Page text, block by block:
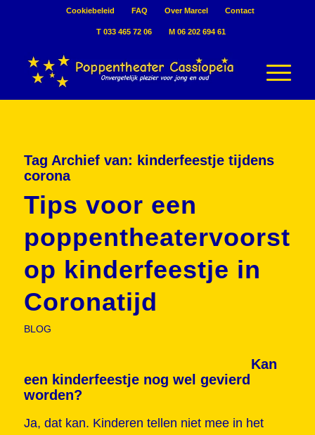
Cookiebeleid FAQ Over Marcel Contact
T 033 465 72 06 M 06 202 694 61
Tag Archief van: kinderfeestje tijdens
corona
Tips voor een
op kinderfeestje in
Coronatijd
BLOG
Kan
een kinderfeestje nog wel gevierd
worden?
Ja, dat kan. Kinderen tellen niet mee in het